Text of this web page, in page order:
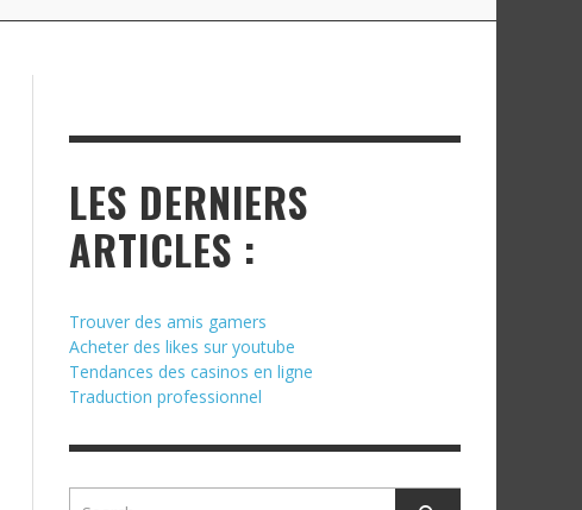
LES DERNIERS
ARTICLES :
Trouver des amis gamers
Acheter des likes sur youtube
Tendances des casinos en ligne
Traduction professionnel